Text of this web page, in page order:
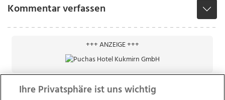
Kommentar verfassen
+++ ANZEIGE +++
Ihre Privatsphäre ist uns wichtig